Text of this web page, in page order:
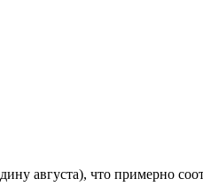
августа), что примерно